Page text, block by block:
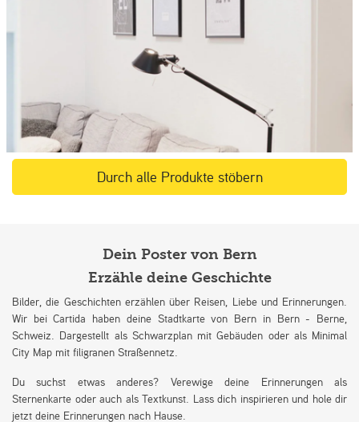
Durch alle Produkte stöbern
Dein Poster von Bern
Erzähle deine Geschichte
Bilder, die Geschichten erzählen über Reisen, Liebe und Erinnerungen.
Wir bei Cartida haben deine Stadtkarte von Bern in Bern - Berne,
Schweiz. Dargestellt als Schwarzplan mit Gebäuden oder als Minimal
City Map mit filigranen Straßennetz.
Du suchst etwas anderes? Verewige deine Erinnerungen als
Sternenkarte oder auch als Textkunst. Lass dich inspirieren und hole dir
jetzt deine Erinnerungen nach Hause.